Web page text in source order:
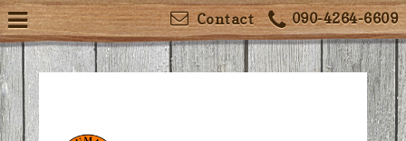
090-4264-6609
Contact